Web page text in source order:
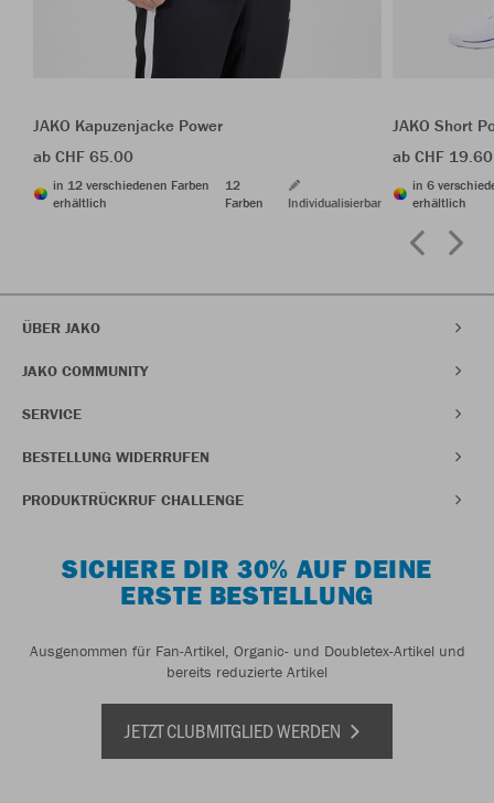
JAKO Kapuzenjacke Power
ab CHF 65.00
in 12 verschiedenen Farben
erhältlich
12
Farben
Individualisierbar
JAKO Short
ab CHF 19.60
in 6
erhältlich
ÜBER JAKO
JAKO COMMUNITY
SERVICE
BESTELLUNG WIDERRUFEN
PRODUKTRÜCKRUF CHALLENGE
SICHERE DIR 30% AUF DEINE
ERSTE BESTELLUNG
Ausgenommen für Fan-Artikel, Organic- und Doubletex-Artikel und
bereits reduzierte Artikel
JETZT CLUBMITGLIED WERDEN